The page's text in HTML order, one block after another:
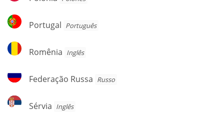
Portugal
Portugal Português
Romênia
Romênia Inglês
Federação
Russa
Federação Russa Russo
Sérvia
Sérvia Inglês